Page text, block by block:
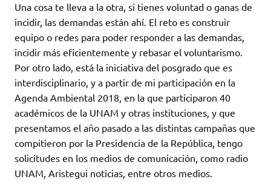
Una cosa te lleva a la otra, si tienes voluntad o ganas de
incidir, las demandas están ahí. El reto es construir
equipo o redes para poder responder a las demandas,
incidir más eficientemente y rebasar el voluntarismo.
Por otro lado, está la iniciativa del posgrado que es
interdisciplinario, y a partir de mi participación en la
Agenda Ambiental 2018, en la que participaron 40
académicos de la UNAM y otras instituciones, y que
presentamos el año pasado a las distintas campañas que
compitieron por la Presidencia de la República, tengo
solicitudes en los medios de comunicación, como radio
UNAM, Aristegui noticias, entre otros medios.